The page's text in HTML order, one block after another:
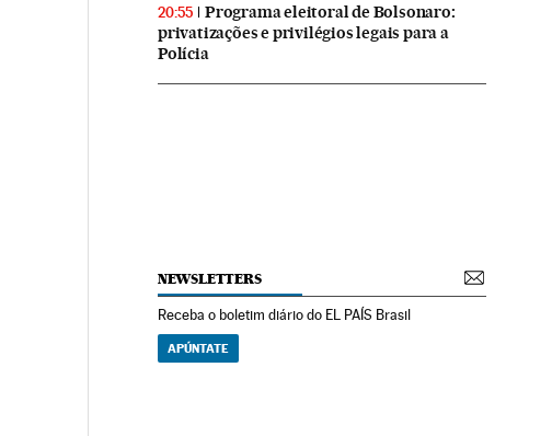
20:55
Programa eleitoral de Bolsonaro:
privatizações e privilégios legais para a
Polícia
NEWSLETTERS
Receba o boletim diário do EL PAÍS Brasil
APÚNTATE